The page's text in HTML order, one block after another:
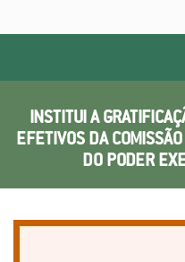
INSTITUI A
EFETIVOS DA
DO PODER